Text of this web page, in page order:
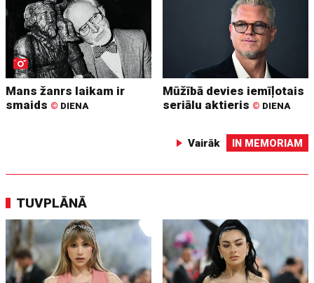
Mans žanrs laikam ir
smaids © DIENA
Mūžībā devies iemīļotais
seriālu aktieris © DIENA
Vairāk IN MEMORIAM
TUVPLĀNĀ